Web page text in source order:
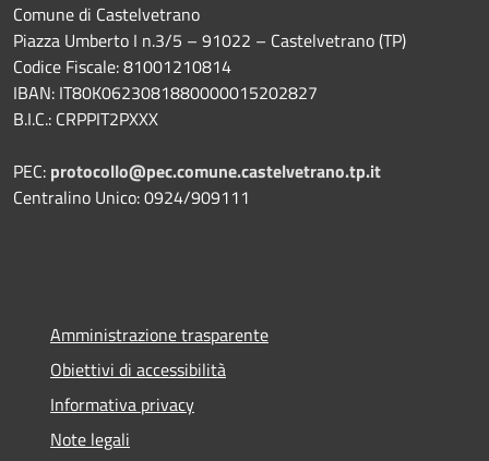
Comune di Castelvetrano
Piazza Umberto I n.3/5 – 91022 – Castelvetrano (TP)
Codice Fiscale: 81001210814
IBAN: IT80K0623081880000015202827
B.I.C.: CRPPIT2PXXX
PEC: protocollo@pec.comune.castelvetrano.tp.it
Centralino Unico: 0924/909111
Amministrazione trasparente
Obiettivi di accessibilità
Informativa privacy
Note legali